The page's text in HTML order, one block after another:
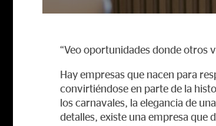
“Veo oportunidades donde otros
Hay empresas que nacen para
convirtiéndose en parte de la
los carnavales, la elegancia de
detalles, existe una empresa que